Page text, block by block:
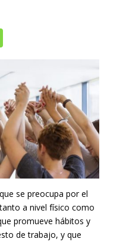
C
m
p
ar
ti
r
se preocupa por el
a nivel físico como
promueve hábitos y
de trabajo, y que